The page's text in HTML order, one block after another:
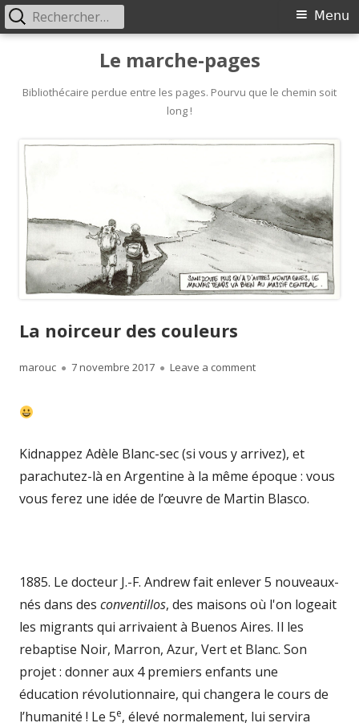
content
Le marche-pages
Bibliothécaire perdue entre les pages. Pourvu que le chemin soit
long !
Primary
Menu
Rechercher :
La noirceur des couleurs
Author
marouc
Published
7 novembre 2017 Leave a commenton La noirceur des
Kidnappez Adèle Blanc-sec (si vous y arrivez), et
parachutez-là en Argentine à la même époque : vous
vous ferez une idée de l’œuvre de Martin Blasco.
1885. Le docteur J.-F. Andrew fait enlever 5 nouveaux-
nés dans des conventillos, des maisons où l'on logeait
les migrants qui arrivaient à Buenos Aires. Il les
rebaptise Noir, Marron, Azur, Vert et Blanc. Son
projet : donner aux 4 premiers enfants une
éducation révolutionnaire, qui changera le cours de
l’humanité ! Le 5e, élevé normalement, lui servira